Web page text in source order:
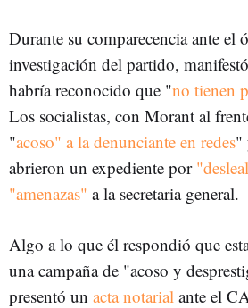
Durante su comparecencia ante el
investigación del partido,
habría reconocido que "no tienen
Los socialistas, con Morant al
"acoso" a la denunciante en redes"
abrieron un expediente por
"amenazas" a la secretaria general.
Algo a lo que él respondió que
una campaña de "acoso y
presentó un acta notarial ante el